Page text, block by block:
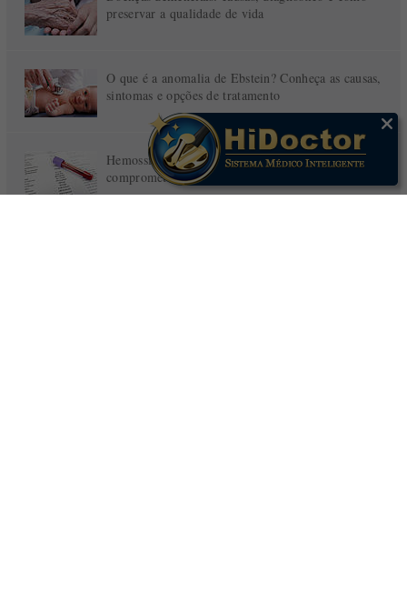
preservar a qualidade de vida
O que é a anomalia de Ebstein? Conheça as causas,
sintomas e opções de tratamento
Hemossiderose: quando o ferro em excesso pode
comprometer pulmões, fígado e coração